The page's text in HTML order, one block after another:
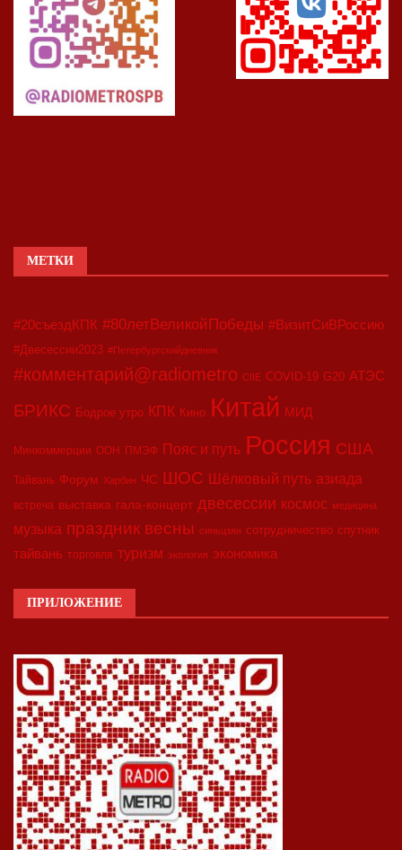
МЕТКИ
#20съездКПК #80летВеликойПобеды #ВизитСиВРоссию
#Двесессии2023 #Петербургскийдневник
#комментарий@radiometro CIIE COVID-19 G20 АТЭС
БРИКС Бодрое утро КПК Кино Китай МИД
Минкоммерции ООН ПМЭФ Пояс и путь Россия США
Тайвань Форум Харбин ЧС ШОС Шёлковый путь азиада
встреча выставка гала-концерт двесессии космос медицина
музыка праздник весны синьцзян сотрудничество спутник
тайвань торговля туризм экология экономика
ПРИЛОЖЕНИЕ